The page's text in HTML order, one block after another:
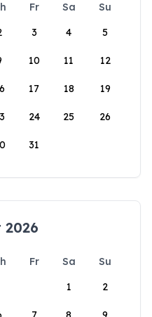
Fr Sa
Su
3 4 5
10 11 12
17 18 19
24 25 26
31
2026
Fr Sa
Su
1
2